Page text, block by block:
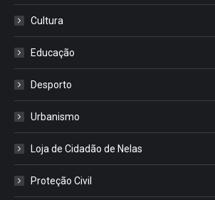
Cultura
Educação
Desporto
Urbanismo
Loja de Cidadão de Nelas
Proteção Civil